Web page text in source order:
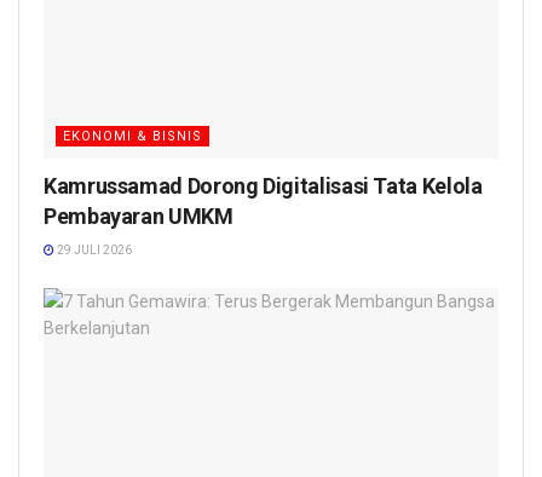
EKONOMI & BISNIS
Kamrussamad Dorong Digitalisasi Tata Kelola
Pembayaran UMKM
29 JULI 2026